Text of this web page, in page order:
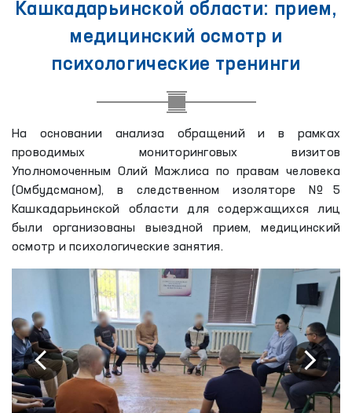
Кашкадарьинской области: прием,
медицинский осмотр и
психологические тренинги
На основании анализа обращений и в рамках
проводимых мониторинговых визитов
Уполномоченным Олий Мажлиса по правам человека
(Омбудсманом), в следственном изоляторе №5
Кашкадарьинской области для содержащихся лиц
были организованы выездной прием, медицинский
осмотр и психологические занятия.